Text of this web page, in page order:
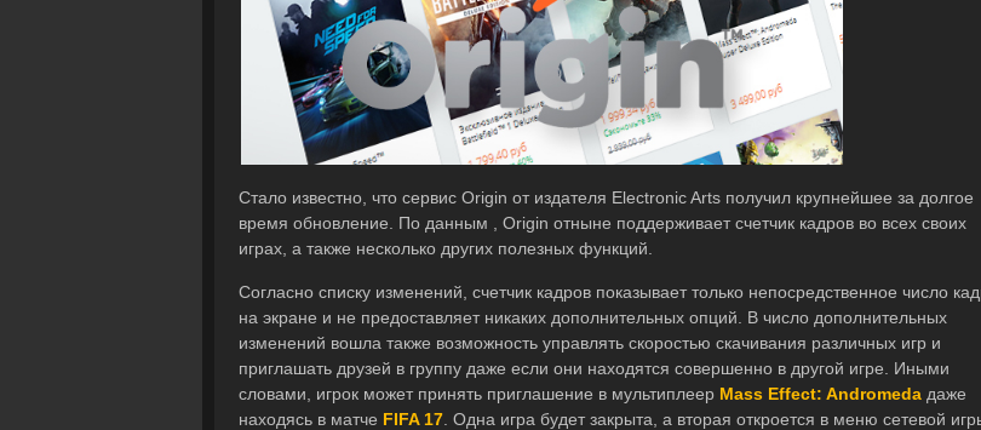
Стало известно, что сервис Origin от издателя Electronic Arts получил крупнейшее за долгое
время обновление. По данным , Origin отныне поддерживает счетчик кадров во всех своих
играх, а также несколько других полезных функций.
Согласно списку изменений, счетчик кадров показывает только непосредственное число
на экране и не предоставляет никаких дополнительных опций. В число дополнительных
изменений вошла также возможность управлять скоростью скачивания различных игр и
приглашать друзей в группу даже если они находятся совершенно в другой игре. Иными
словами, игрок может принять приглашение в мультиплеер Mass Effect: Andromeda даже
находясь в матче FIFA 17 . Одна игра будет закрыта, а вторая откроется в меню сетевой